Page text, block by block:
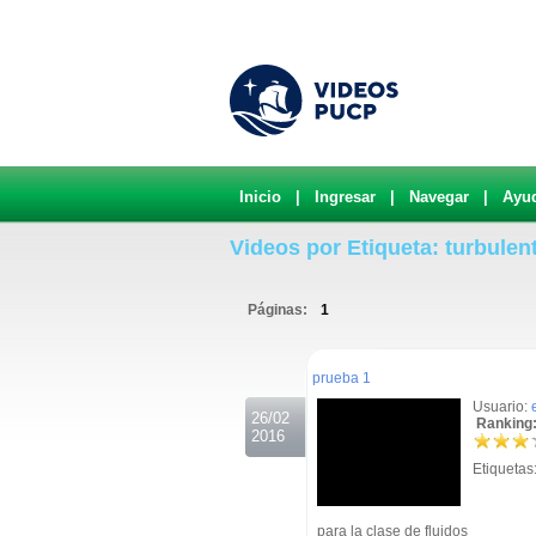
Inicio Ingresar Navegar
Videos por Etiqueta:
Páginas: 1
26/02
2016
prueba 1
Usuario:
para la clase de fluidos